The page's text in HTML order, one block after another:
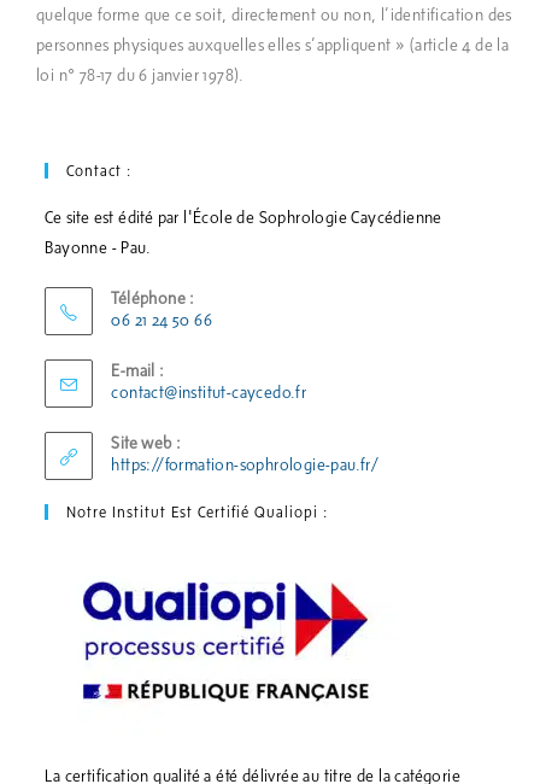
quelque forme que ce soit, directement ou non, l’identification des
personnes physiques auxquelles elles s’appliquent » (article 4 de la
loi n° 78-17 du 6 janvier 1978).
Contact :
Ce site est édité par l'École de Sophrologie Caycédienne
Bayonne - Pau.
Téléphone :
06 21 24 50 66
E-mail :
contact@institut-caycedo.fr
Site web :
https://formation-sophrologie-pau.fr/
Notre Institut Est Certifié Qualiopi :
La certification qualité a été délivrée au titre de la catégorie